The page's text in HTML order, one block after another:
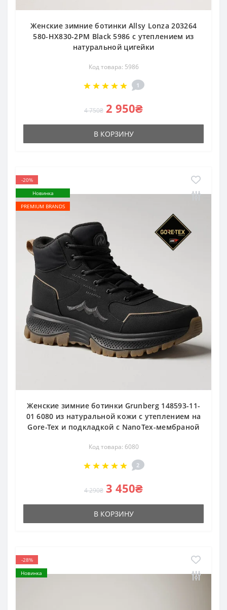
Женские зимние ботинки Allsy Lonza 203264
580-HX830-2PM Black 5986 с утеплением из
натуральной цигейки
Код товара: 5986
1
4 750₴ 2 950₴
В КОРЗИНУ
-20%
Новинка
PREMIUM BRANDS
Женские зимние ботинки Grunberg 148593-11-
01 6080 из натуральной кожи с утеплением на
Gore-Tex и подкладкой с NanoTex-мембраной
Код товара: 6080
2
4 290₴ 3 450₴
В КОРЗИНУ
-28%
Новинка